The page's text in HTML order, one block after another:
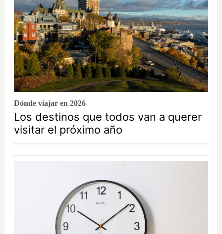
Dónde viajar en 2026
Los destinos que todos van a querer
visitar el próximo año